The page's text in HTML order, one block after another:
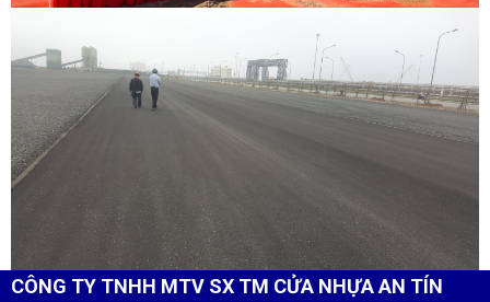
CÔNG TY TNHH MTV SX TM CỬA NHỰA AN TÍN